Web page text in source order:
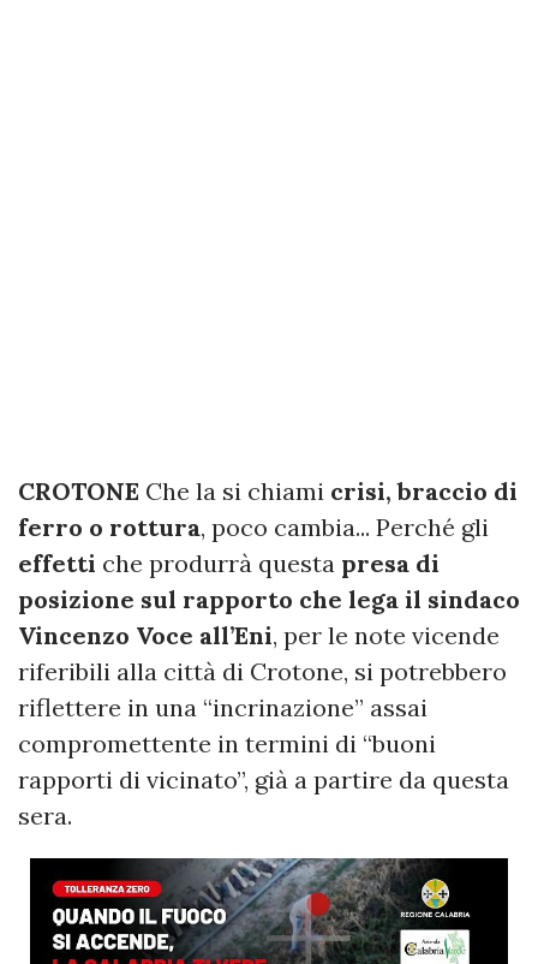
CROTONE Che la si chiami crisi, braccio di
ferro o rottura, poco cambia... Perché gli
effetti che produrrà questa presa di
posizione sul rapporto che lega il sindaco
Vincenzo Voce all’Eni, per le note vicende
riferibili alla città di Crotone, si potrebbero
riflettere in una “incrinazione” assai
compromettente in termini di “buoni
rapporti di vicinato”, già a partire da questa
sera.